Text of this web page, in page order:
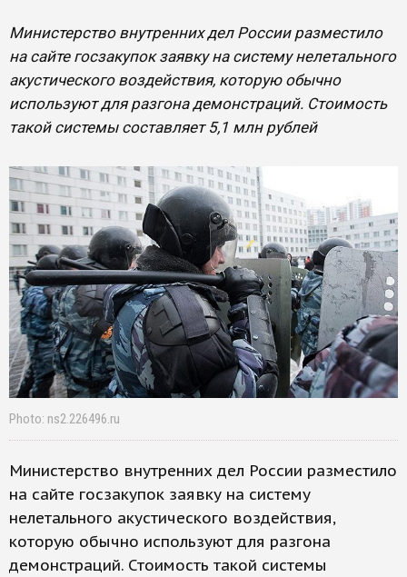
Министерство внутренних дел России разместило
на сайте госзакупок заявку на систему нелетального
акустического воздействия, которую обычно
используют для разгона демонстраций. Стоимость
такой системы составляет 5,1 млн рублей
Photo: ns2.226496.ru
Министерство внутренних дел России разместило
на сайте госзакупок заявку на систему
нелетального акустического воздействия,
которую обычно используют для разгона
демонстраций. Стоимость такой системы